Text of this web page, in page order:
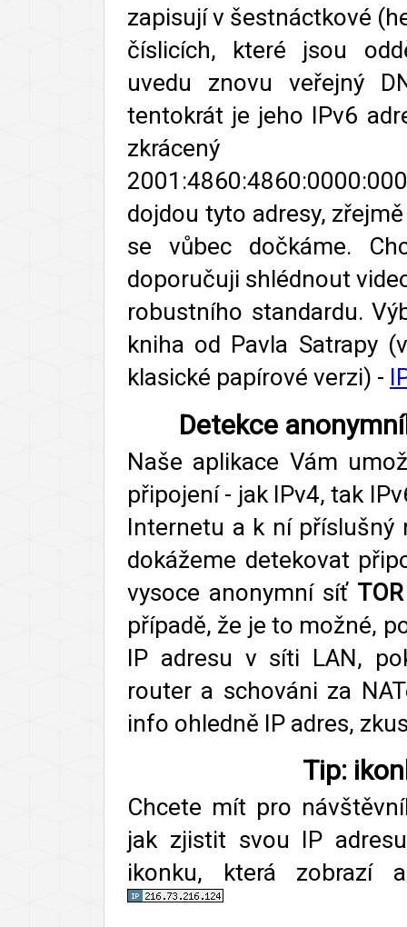
zapisují v šestnáctkové
číslicích, které jsou
uvedu znovu veřejný
tentokrát je jeho IPv6
dojdou tyto adresy,
se vůbec dočkáme.
doporučuji shlédnout
robustního standardu.
kniha od Pavla Satrapy
klasické papírové verzi) -
Detekce
Naše aplikace Vám
připojení - jak IPv4, tak
Internetu a k ní příslušný
dokážeme detekovat
vysoce anonymní síť TOR
případě, že je to možné,
IP adresu v síti LAN,
router a schováni za
info ohledně IP adres,
Tip:
Chcete mít pro
jak zjistit svou IP
ikonku, která zobrazí